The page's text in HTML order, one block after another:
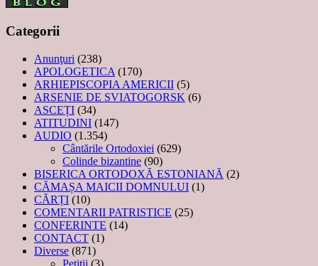
Categorii
Anunţuri (238)
APOLOGETICA (170)
ARHIEPISCOPIA AMERICII (5)
ARSENIE DE SVIATOGORSK (6)
ASCEȚI (34)
ATITUDINI (147)
AUDIO (1.354)
Cântările Ortodoxiei (629)
Colinde bizantine (90)
BISERICA ORTODOXĂ ESTONIANĂ (2)
CĂMAȘA MAICII DOMNULUI (1)
CĂRȚI (10)
COMENTARII PATRISTICE (25)
CONFERINTE (14)
CONTACT (1)
Diverse (871)
Petiţii (3)